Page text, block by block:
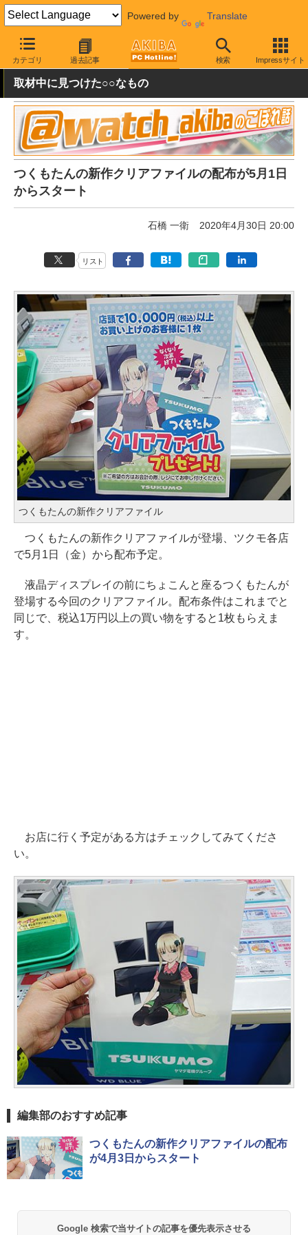
Powered by Translate
カテゴリ 過去記事 検索 Impressサイト
AKIBA PC Hotline! 秋葉原情報 キャンペーン情報 配布物
取材中に見つけた○○なもの
つくもたんの新作クリアファイルの配布が5月1日
からスタート
石橋 一衛 2020年4月30日 20:00
リスト
つくもたんの新作クリアファイル
つくもたんの新作クリアファイルが登場、ツクモ各店
で5月1日（金）から配布予定。
液晶ディスプレイの前にちょこんと座るつくもたんが
登場する今回のクリアファイル。配布条件はこれまでと
同じで、税込1万円以上の買い物をすると1枚もらえま
す。
お店に行く予定がある方はチェックしてみてくださ
い。
編集部のおすすめ記事
つくもたんの新作クリアファイルの配布
が4月3日からスタート
Google 検索で当サイトの記事を優先表示させる